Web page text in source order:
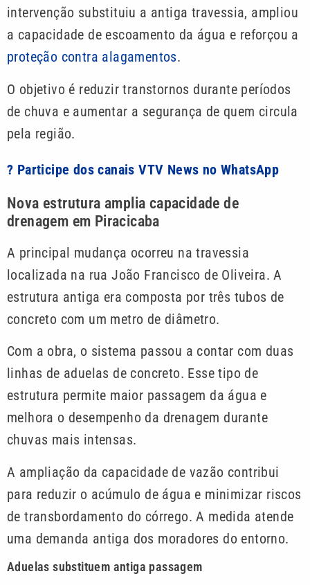
intervenção substituiu a antiga travessia, ampliou
a capacidade de escoamento da água e reforçou a
proteção contra alagamentos.
O objetivo é reduzir transtornos durante períodos
de chuva e aumentar a segurança de quem circula
pela região.
? Participe dos canais VTV News no WhatsApp
Nova estrutura amplia capacidade de
drenagem em Piracicaba
A principal mudança ocorreu na travessia
localizada na rua João Francisco de Oliveira. A
estrutura antiga era composta por três tubos de
concreto com um metro de diâmetro.
Com a obra, o sistema passou a contar com duas
linhas de aduelas de concreto. Esse tipo de
estrutura permite maior passagem da água e
melhora o desempenho da drenagem durante
chuvas mais intensas.
A ampliação da capacidade de vazão contribui
para reduzir o acúmulo de água e minimizar riscos
de transbordamento do córrego. A medida atende
uma demanda antiga dos moradores do entorno.
Aduelas substituem antiga passagem